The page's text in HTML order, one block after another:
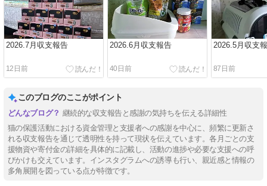
2026.7月収支報告
12日前
2026.6月収支報告
40日前
2026.5月収支
87日前
このブログのここがポイント
継続的な収支報告と感謝の気持ちを伝える詳細性
猫の保護活動における資金管理と支援者への感謝を中心に、頻繁に更新さ
れる収支報告を通じて透明性を持って現状を伝えています。各月ごとの支
援物資や寄付金の詳細を具体的に記載し、活動の進捗や必要な支援への呼
びかけも交えています。インスタグラムへの誘導も行い、親近感と情報の
多角展開を図っている点が特徴です。